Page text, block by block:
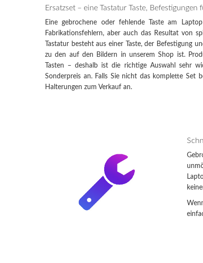
Ersatzset – eine Tastatur Taste,
Eine gebrochene oder fehlende Taste am
Fabrikationsfehlern, aber auch das Resultat von
Tastatur besteht aus einer Taste, der Befestigung
zu den auf den Bildern in unserem Shop ist.
Tasten – deshalb ist die richtige Auswahl sehr
Sonderpreis an. Falls Sie nicht das komplette Set
Halterungen zum Verkauf an.